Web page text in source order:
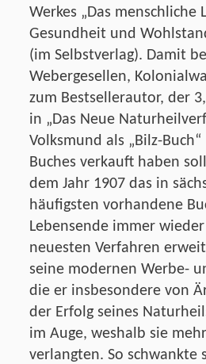
Werkes „Das menschliche
Gesundheit und
(im Selbstverlag). Damit
Webergesellen,
zum Bestsellerautor, der
in „Das Neue
Volksmund als „Bilz-
Buches verkauft haben
dem Jahr 1907 das in
häufigsten vorhandene
Lebensende immer
neuesten Verfahren
seine modernen Werbe-
die er insbesondere von
der Erfolg seines
im Auge, weshalb sie
verlangten. So